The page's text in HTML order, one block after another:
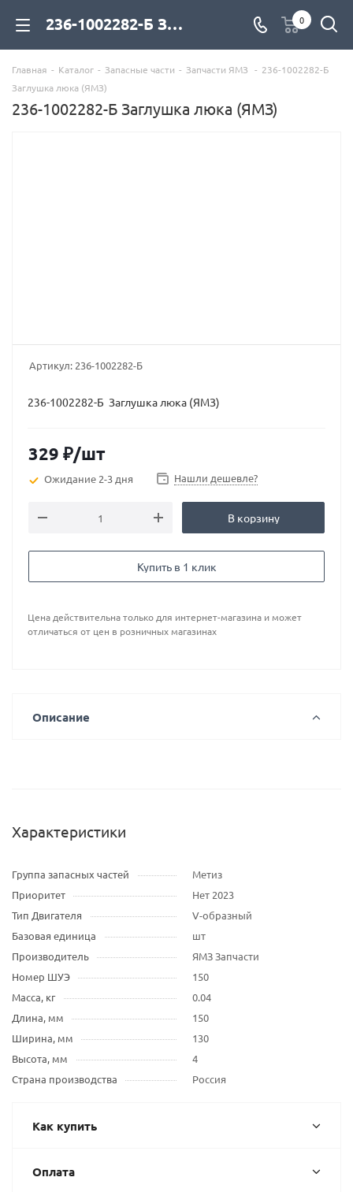
236-1002282-Б Заглушка люка (ЯМЗ) для дизельных двигателей купить со склада с доставкой по цене официального дилера - компания Дизель Экспорт 0
Главная - Каталог - Запасные части - Запчасти ЯМЗ - 236-1002282-Б
Заглушка люка (ЯМЗ)
236-1002282-Б Заглушка люка (ЯМЗ)
Артикул: 236-1002282-Б
236-1002282-Б Заглушка люка (ЯМЗ)
329 ₽/шт
Ожидание 2-3 дня Нашли дешевле?
В корзину
Купить в 1 клик
Цена действительна только для интернет-магазина и может
отличаться от цен в розничных магазинах
Описание
Характеристики
Группа запасных частей
Метиз
Приоритет
Нет 2023
Тип Двигателя
V-образный
Базовая единица
шт
Производитель
ЯМЗ Запчасти
Номер ШУЭ
150
Масса, кг
0.04
Длина, мм
150
Ширина, мм
130
Высота, мм
4
Страна производства
Россия
Как купить
Оплата